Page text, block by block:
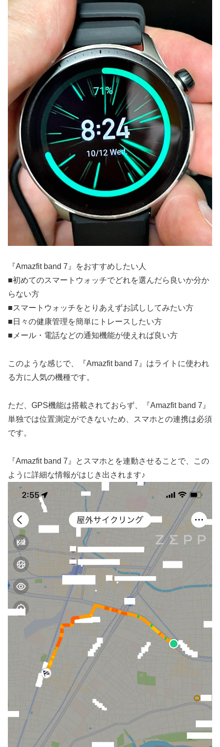
『Amazfit band 7』をおすすめしたい人
■初めてのスマートウォッチでどれを選んだら良いか分か
らない方
■スマートウォッチをとりあえずお試ししてみたい方
■日々の健康管理を簡単にトレースしたい方
■メール・電話などの通知機能が使えれば良い方
このような感じで、『Amazfit band 7』はライトに使われ
る方に人気の機種です。
ただ、GPS機能は搭載されておらず、『Amazfit band 7』
単独では位置測定ができないため、スマホとの連携は必須
です。
『Amazfit band 7』とスマホとを連動させることで、この
ように詳細な情報がはじき出されます♪